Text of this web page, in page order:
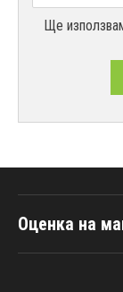
Ще
Оценка на